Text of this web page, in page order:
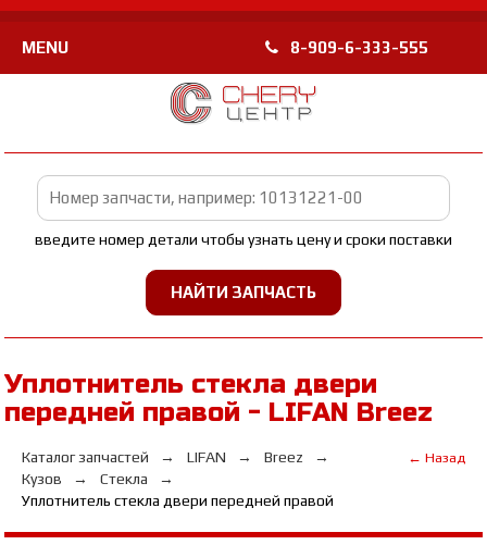
MENU 8-909-6-333-555
введите номер детали чтобы узнать цену и сроки поставки
Уплотнитель стекла двери
передней правой - LIFAN Breez
Каталог запчастей LIFAN
Breez
Кузов
Стекла
Уплотнитель стекла двери передней правой
← Назад